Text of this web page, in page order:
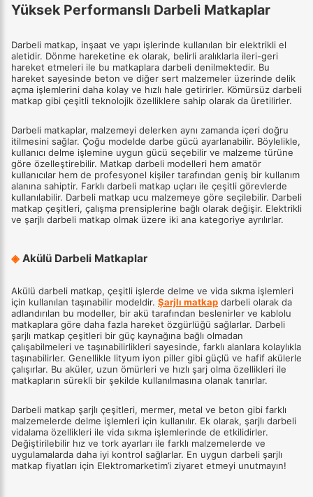
Yüksek Performanslı Darbeli Matkaplar
Darbeli matkap, inşaat ve yapı işlerinde kullanılan bir elektrikli el
aletidir. Dönme hareketine ek olarak, belirli aralıklarla ileri-geri
hareket etmeleri ile bu matkaplara darbeli denilmektedir. Bu
hareket sayesinde beton ve diğer sert malzemeler üzerinde delik
açma işlemlerini daha kolay ve hızlı hale getirirler. Kömürsüz darbeli
matkap gibi çeşitli teknolojik özelliklere sahip olarak da üretilirler.
Darbeli matkaplar, malzemeyi delerken aynı zamanda içeri doğru
itilmesini sağlar. Çoğu modelde darbe gücü ayarlanabilir. Böylelikle,
kullanıcı delme işlemine uygun gücü seçebilir ve malzeme türüne
göre özelleştirebilir. Matkap darbeli modelleri hem amatör
kullanıcılar hem de profesyonel kişiler tarafından geniş bir kullanım
alanına sahiptir. Farklı darbeli matkap uçları ile çeşitli görevlerde
kullanılabilir. Darbeli matkap ucu malzemeye göre seçilebilir. Darbeli
matkap çeşitleri, çalışma prensiplerine bağlı olarak değişir. Elektrikli
ve şarjlı darbeli matkap olmak üzere iki ana kategoriye ayrılırlar.
◈ Akülü Darbeli Matkaplar
Akülü darbeli matkap, çeşitli işlerde delme ve vida sıkma işlemleri
için kullanılan taşınabilir modeldir. Şarjlı matkap darbeli olarak da
adlandırılan bu modeller, bir akü tarafından beslenirler ve kablolu
matkaplara göre daha fazla hareket özgürlüğü sağlarlar. Darbeli
şarjlı matkap çeşitleri bir güç kaynağına bağlı olmadan
çalışabilmeleri ve taşınabilirlikleri sayesinde, farklı alanlara kolaylıkla
taşınabilirler. Genellikle lityum iyon piller gibi güçlü ve hafif akülerle
çalışırlar. Bu aküler, uzun ömürleri ve hızlı şarj olma özellikleri ile
matkapların sürekli bir şekilde kullanılmasına olanak tanırlar.
Darbeli matkap şarjlı çeşitleri, mermer, metal ve beton gibi farklı
malzemelerde delme işlemleri için kullanılır. Ek olarak, şarjlı darbeli
vidalama özellikleri ile vida sıkma işlemlerinde de etkilidirler.
Değiştirilebilir hız ve tork ayarları ile farklı malzemelerde ve
uygulamalarda daha iyi kontrol sağlarlar. En uygun darbeli şarjlı
matkap fiyatları için Elektromarketim’i ziyaret etmeyi unutmayın!